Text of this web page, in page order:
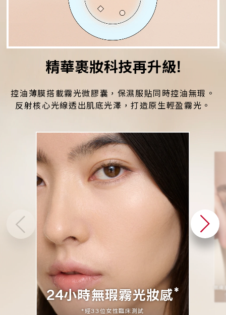
精華裹妝科技再升級!
控油薄膜搭載霧光微膠囊，保濕服貼同時控油無瑕。
反射核心光線透出肌底光澤，打造原生輕盈霧光。
24小時無瑕霧光妝感*
*經33位女性臨床測試